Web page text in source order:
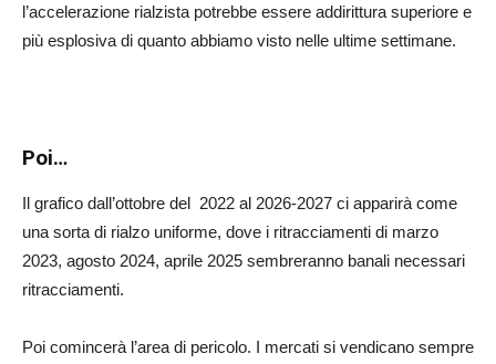
l’accelerazione rialzista potrebbe essere addirittura superiore e
più esplosiva di quanto abbiamo visto nelle ultime settimane.
Poi…
Il grafico dall’ottobre del 2022 al 2026-2027 ci apparirà come
una sorta di rialzo uniforme, dove i ritracciamenti di marzo
2023, agosto 2024, aprile 2025 sembreranno banali necessari
ritracciamenti.
Poi comincerà l’area di pericolo. I mercati si vendicano sempre